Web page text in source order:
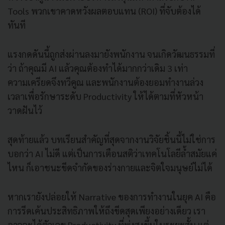
Tools พวกเขาคาดหวังผลตอบแทน (ROI) ที่จับต้องได้
ทันที
แรงกดดันนี้ถูกส่งผ่านลงมายังพนักงาน จนเกิดวัฒนธรรมที่
ว่า ถ้าคุณมี AI แล้วคุณต้องทำได้มากกว่าเดิม 3 เท่า
ความเครียดจึงทวีคูณ และพนักงานต้องยอมทำงานล่วง
เวลาเพื่อรักษาระดับ Productivity ให้ได้ตามที่หัวหน้า
วาดฝันไว้
สุดท้ายแล้ว บทเรียนสำคัญที่สุดจากงานวิจัยชิ้นนี้ไม่ใช่การ
บอกว่า AI ไม่ดี แต่เป็นการเตือนสติว่าเทคโนโลยีล้ำสมัยแค่
ไหน ก็เอาชนะขีดจำกัดของร่างกายและจิตใจมนุษย์ไม่ได้
หากเรายังปล่อยให้ Narrative ของการทำงานในยุค AI คือ
การรีดเค้นประสิทธิภาพให้ถึงขีดสุดเพียงอย่างเดียว เรา